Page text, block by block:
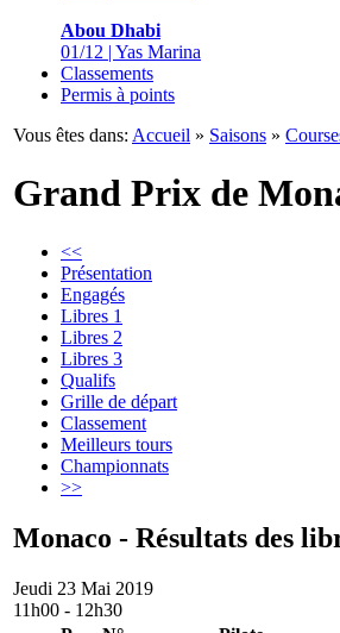
Abou Dhabi
01/12 | Yas Marina
Classements
Permis à points
Vous êtes dans: Accueil » Saisons »
Grand Prix de
<<
Présentation
Engagés
Libres 1
Libres 2
Libres 3
Qualifs
Grille de départ
Classement
Meilleurs tours
Championnats
>>
Monaco - Résultats des
Jeudi 23 Mai 2019
11h00 - 12h30